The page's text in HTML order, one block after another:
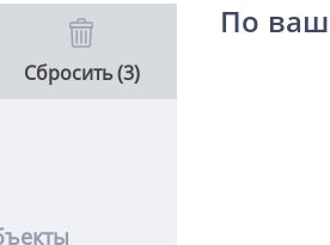
Сбросить (3)
По